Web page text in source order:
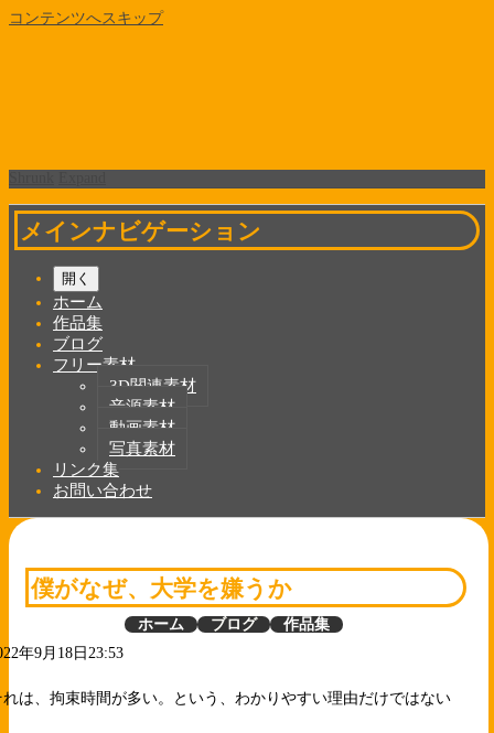
コンテンツへスキップ
メインナビゲーション
開く
ホーム
作品集
ブログ
フリー素材
3D関連素材
音源素材
動画素材
写真素材
リンク集
お問い合わせ
僕がなぜ、大学を嫌うか
ホーム ブログ
作品集
年9月18日23:53
れは、拘束時間が多い。という、わかりやすい理由だけではない